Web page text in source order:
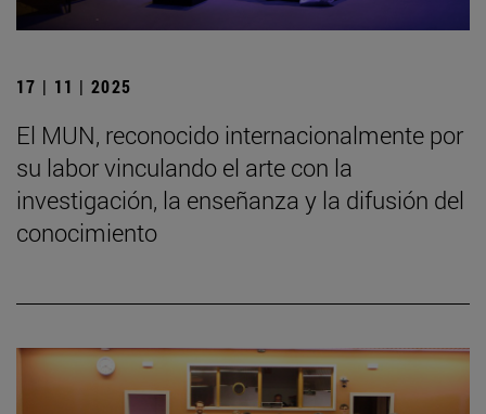
17 | 11 | 2025
El MUN, reconocido internacionalmente por
su labor vinculando el arte con la
investigación, la enseñanza y la difusión del
conocimiento